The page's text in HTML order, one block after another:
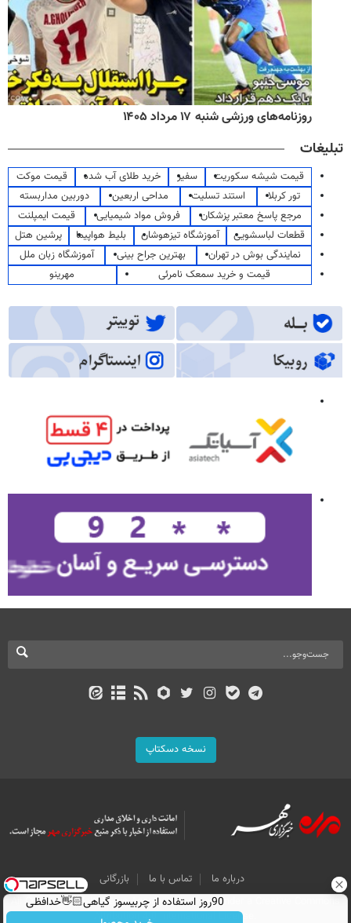
روزنامه‌های ورزشی شنبه ۱۷ مرداد ۱۴۰۵
تبلیغات
قیمت شیشه سکوریت سفیر خرید طلای آب شده
قیمت موکت
تور کربلا
استند تسلیت مداحی اربعین
دوربین مداربسته
مرجع پاسخ معتبر پزشکان
فروش مواد شیمیایی
قیمت ایمپلنت
قطعات لباسشویی
آموزشگاه تیزهوشان بلیط هواپیما
پرشین هتل
نمایندگی بوش در تهران
بهترین جراح بینی
آموزشگاه زبان ملل
قیمت و خرید سمعک نامرئی
مهرینو
نسخه دسکتاپ
درباره ما تماس با ما
بازرگانی
All Content by Mehr News Agency is licensed under a Creative Commons
Attribution 4.0 International License.
90روز استفاده از چربیسوز گیاهی👋🏻خدافظی
همیشگی با چاقی!خرید با تخفیف